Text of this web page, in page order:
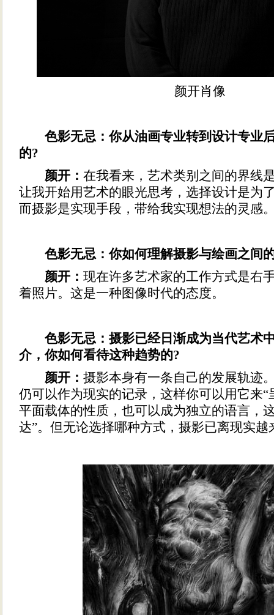
颜开肖像
色影无忌：你从油画专业转到设计专业
的?
颜开： 在我看来，艺术类别之间的界线
让我开始用艺术的眼光思考，选择设计是为
而摄影是实现手段，带给我实现想法的灵感
色影无忌：你如何理解摄影与绘画之间
颜开： 现在许多艺术家的工作方式是右
着照片。这是一种图像时代的态度。
色影无忌：摄影已经日渐成为当代艺术
介，你如何看待这种趋势的?
颜开： 摄影本身有一条自己的发展轨迹
仍可以作为现实的记录，这样你可以用它来“
平面载体的性质，也可以成为独立的语言，
达”。但无论选择哪种方式，摄影已离现实越